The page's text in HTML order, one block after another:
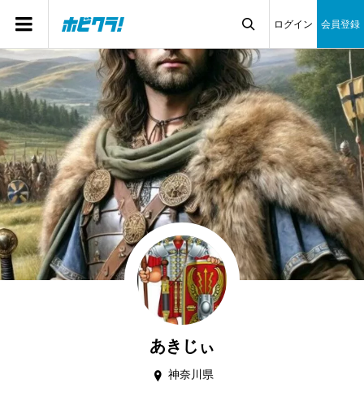

ログイン 会員登録
あきじぃ
神奈川県